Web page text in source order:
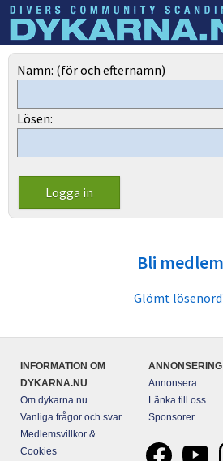
Dyknyheter
Namn: (för och efternamn)
Lösen:
Bli medlem
Glömt
INFORMATION OM
DYKARNA.NU
Om dykarna.nu
Vanliga frågor och svar
Medlemsvillkor &
Cookies
Annonsera
Länka till oss
Sponsorer